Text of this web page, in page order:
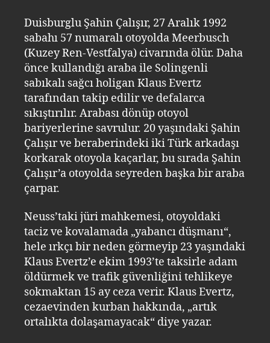
Duisburglu Şahin Çalışır, 27 Aralık 1992
sabahı 57 numaralı otoyolda Meerbusch
(Kuzey Ren-Vestfalya) civarında ölür. Daha
önce kullandığı araba ile Solingenli
sabıkalı sağcı holigan Klaus Evertz
tarafından takip edilir ve defalarca
sıkıştırılır. Arabası dönüp otoyol
bariyerlerine savrulur. 20 yaşındaki Şahin
Çalışır ve beraberindeki iki Türk arkadaşı
korkarak otoyola kaçarlar, bu sırada Şahin
Çalışır’a otoyolda seyreden başka bir araba
çarpar.
Neuss’taki jüri mahkemesi, otoyoldaki
taciz ve kovalamada „yabancı düşmanı“,
hele ırkçı bir neden görmeyip 23 yaşındaki
Klaus Evertz’e ekim 1993’te taksirle adam
öldürmek ve trafik güvenliğini tehlikeye
sokmaktan 15 ay ceza verir. Klaus Evertz,
cezaevinden kurban hakkında, „artık
ortalıkta dolaşamayacak“ diye yazar.